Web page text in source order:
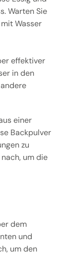
Warten Sie
Wasser
effektiver
in den
einer
Backpulver
zu
um die
dem
und
um den